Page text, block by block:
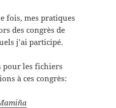
fois, mes pratiques
des congrès de
j’ai participé.
pour les fichiers
à ces congrès: